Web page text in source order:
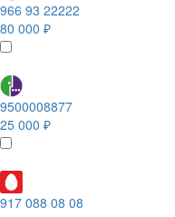
966 93 22222
80 000 ₽
9500008877
25 000 ₽
917 088 08 08